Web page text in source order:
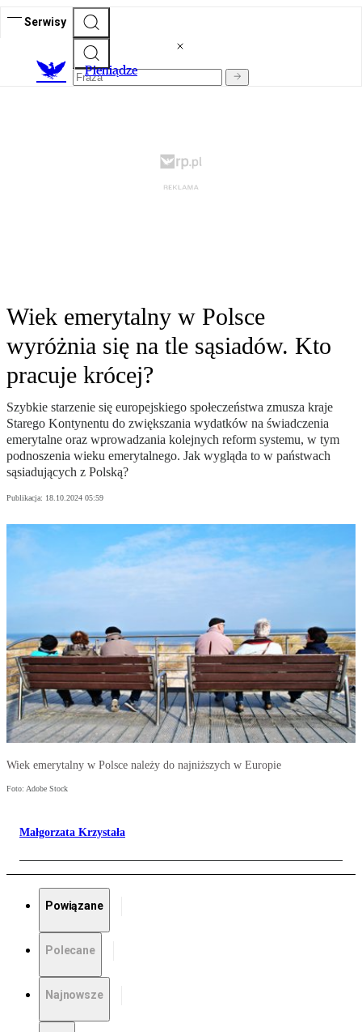
Serwisy
Pieniądze
Wiek emerytalny w Polsce
wyróżnia się na tle sąsiadów. Kto
pracuje krócej?
Szybkie starzenie się europejskiego społeczeństwa zmusza kraje
Starego Kontynentu do zwiększania wydatków na świadczenia
emerytalne oraz wprowadzania kolejnych reform systemu, w tym
podnoszenia wieku emerytalnego. Jak wygląda to w państwach
sąsiadujących z Polską?
Publikacja: 18.10.2024 05:59
Wiek emerytalny w Polsce należy do najniższych w Europie
Foto: Adobe Stock
Małgorzata Krzystała
Powiązane
Polecane
Najnowsze